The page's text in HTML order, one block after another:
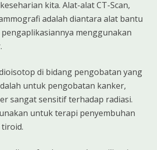
kita. Alat-alat CT-Scan,
adalah diantara alat bantu
menggunakan
di bidang pengobatan yang
untuk pengobatan kanker,
sangat sensitif terhadap radiasi.
untuk terapi penyembuhan